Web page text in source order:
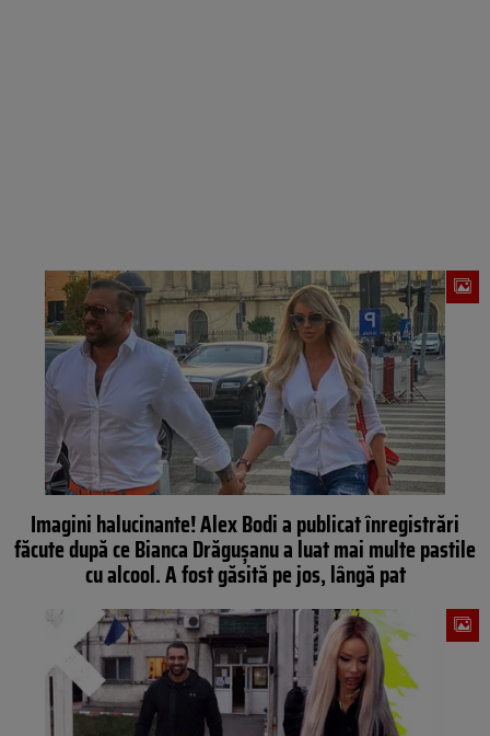
Imagini halucinante! Alex Bodi a publicat înregistrări
făcute după ce Bianca Drăguşanu a luat mai multe pastile
cu alcool. A fost găsită pe jos, lângă pat